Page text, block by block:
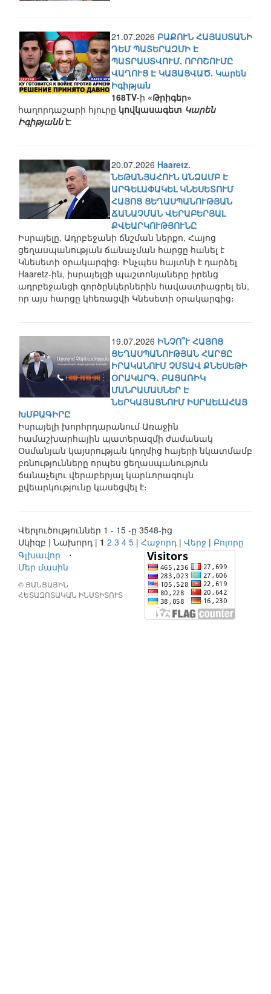
21.07.2026 ԲԱՔՈՒՆ ՀԱՅԱՍՏԱՆԻ
ԴԵՄ ՊԱՏԵՐԱԶՄԻ Է
ՊԱՏՐԱՍՏՎՈՒՄ. ՈՐՈՇՈՒՄԸ
ՎԱՂՈՒՑ Է ԿԱՅԱՑՎԱԾ. Կարեն
Իգիթյան
168TV-ի «Թրիգեր»
հաղորդաշարի հյուրը կովկասագետ Կարեն
Իգիթյաննէ:
20.07.2026 Haaretz.
ՆԵԹԱՆՅԱՀՈՒՆ ԱՆՁԱՄԲ Է
ԱՐԳԵԼԱՓԱԿԵԼ ԿՆԵՍԵՏՈՒՄ
ՀԱՅՈՑ ՑԵՂԱՍՊԱՆՈՒԹՅԱՆ
ՃԱՆԱՉՄԱՆ ՎԵՐԱԲԵՐՅԱԼ
ՔՎԵԱՐԿՈՒԹՅՈՒՆԸ
Իսրայելը, Ադրբեջանի ճնշման ներքո, Հայոց
ցեղասպանության ճանաչման հարցը հանել է
Կնեսետի օրակարգից։ Ինչպես հայտնի է դարձել
Haaretz-ին, իսրայելցի պաշտոնյաները իրենց
ադրբեջանցի գործընկերներին հավաստիացրել են,
որ այս հարցը կհեռացվի Կնեսետի օրակարգից։
19.07.2026 ԻՆՉՈ՞Ւ ՀԱՅՈՑ
ՑԵՂԱՍՊԱՆՈՒԹՅԱՆ ՀԱՐՑԸ
ԻՐԱԿԱՆՈՒՄ ՉՄՏԱՎ ՔՆԵՍԵԹԻ
ՕՐԱԿԱՐԳ․ ԲԱՑԱՌԻԿ
ՄԱՆՐԱՄԱՍՆԵՐ Է
ՆԵՐԿԱՅԱՑՆՈՒՄ ԻՍՐԱԵԼԱՀԱՅ
ԽՄԲԱԳԻՐԸ
Իսրայելի խորհրդարանում Առաջին
համաշխարհային պատերազմի ժամանակ
Օսմանյան կայսրության կողմից հայերի նկատմամբ
բռնությունները որպես ցեղասպանություն
ճանաչելու վերաբերյալ կարևորագույն
քվեարկությունը կասեցվել է։
Վերլուծություններ 1 - 15 -ը 3548-ից
Սկիզբ | Նախորդ | 1 2 3 4 5 | Հաջորդ| Վերջ | Բոլորը
Գլխավոր
⋅
Մեր մասին
© ՑԱՆՑԱՅԻՆ
ՀԵՏԱԶՈՏԱԿԱՆ ԻՆՍՏԻՏՈՒՏ